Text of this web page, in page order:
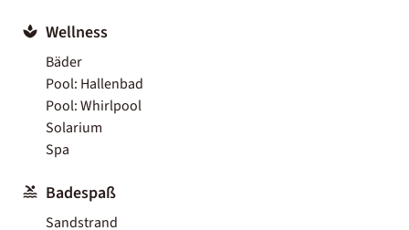
Wellness
Bäder
Pool: Hallenbad
Pool: Whirlpool
Solarium
Spa
Badespaß
Sandstrand